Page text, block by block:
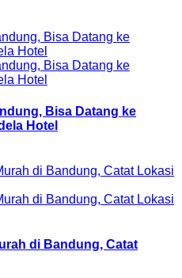
Bisa Datang ke
Hotel
di Bandung, Catat